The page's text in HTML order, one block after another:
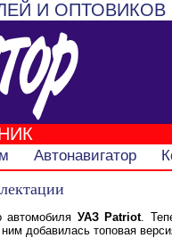
И ОПТОВИКОВ
Автонавигатор
автомобиля УАЗ Patriot.
добавилась топовая